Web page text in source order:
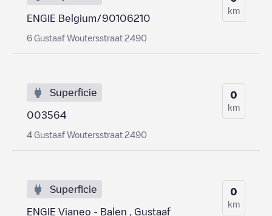
ENGIE Belgium/90106210
6 Gustaaf Woutersstraat 2490
km
Superficie
003564
4 Gustaaf Woutersstraat 2490
0
km
Superficie
ENGIE Vianeo - Balen , Gustaaf
0
km